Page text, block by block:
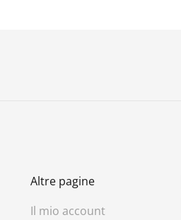
Altre pagine
Il mio account